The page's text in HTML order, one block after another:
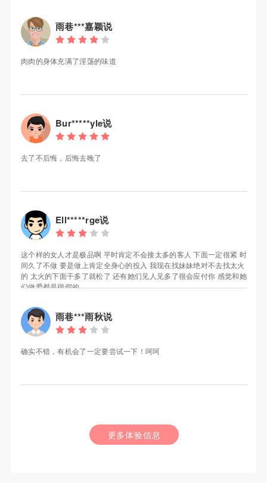
雨巷***嘉颖说
肉肉的身体充满了淫荡的味道
Bur*****yle说
去了不后悔，后悔去晚了
Ell*****rge说
这个样的女人才是极品啊 平时肯定不会接太多的客人 下面一定很紧 时
间久了不做 要是做上肯定全身心的投入 我现在找妹妹绝对不去找太火
的 太火的下面干多了就松了 还有她们见人见多了很会应付你 感觉和她
们做爱都是很假的
雨巷***雨秋说
确实不错，有机会了一定要尝试一下！呵呵
更多体验信息